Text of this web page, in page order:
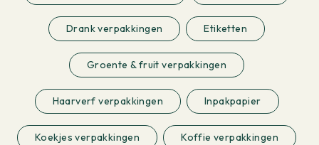
Drank verpakkingen Etiketten
Groente & fruit verpakkingen
Haarverf verpakkingen Inpakpapier
Koekjes verpakkingen Koffie verpakkingen